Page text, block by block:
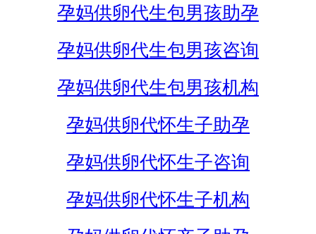
孕妈供卵代生包男孩助孕
孕妈供卵代生包男孩咨询
孕妈供卵代生包男孩机构
孕妈供卵代怀生子助孕
孕妈供卵代怀生子咨询
孕妈供卵代怀生子机构